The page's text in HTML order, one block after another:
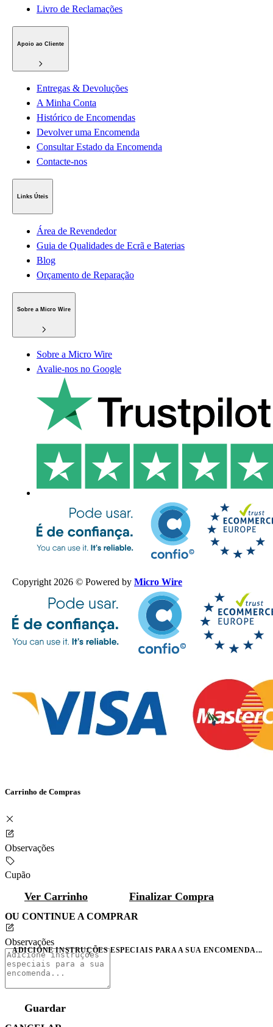
Livro de Reclamações
Apoio ao Cliente
Entregas & Devoluções
A Minha Conta
Histórico de Encomendas
Devolver uma Encomenda
Consultar Estado da Encomenda
Contacte-nos
Links Úteis
Área de Revendedor
Guia de Qualidades de Ecrã e Baterias
Blog
Orçamento de Reparação
Sobre a Micro Wire
Sobre a Micro Wire
Avalie-nos no Google
Copyright 2026 © Powered by Micro Wire
Carrinho de Compras
Observações
Cupão
Ver Carrinho Finalizar Compra
OU CONTINUE A COMPRAR
Observações
ADICIONE INSTRUÇÕES ESPECIAIS PARA A SUA ENCOMENDA...
Guardar